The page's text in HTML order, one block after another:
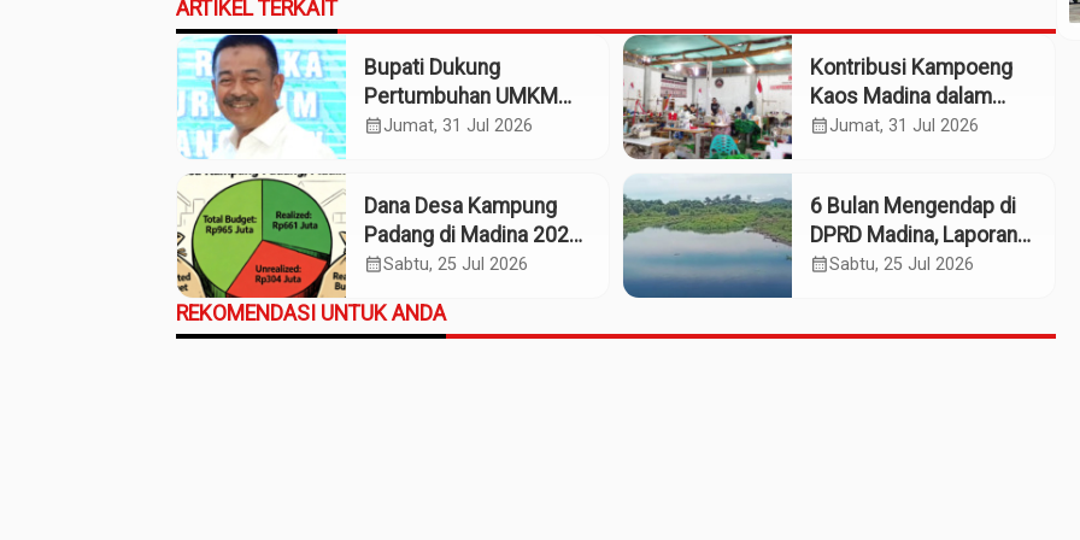
ARTIKEL TERKAIT
Bupati Dukung
Pertumbuhan UMKM
Termasuk Kampoeng
calendar_monthJumat, 31 Jul 2026
Kontribusi Kampoeng
Kaos Madina dalam
Industri Budaya dan
calendar_monthJumat, 31 Jul 2026
Dana Desa Kampung
Padang di Madina 2025:
Pagu Rp965 Juta,
Juta
calendar_monthSabtu, 25 Jul 2026
6 Bulan Mengendap di
DPRD Madina, Laporan
Dumas Dugaan
calendar_monthSabtu, 25 Jul 2026
REKOMENDASI UNTUK ANDA